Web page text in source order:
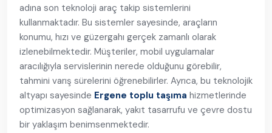
adına son teknoloji araç takip sistemlerini
kullanmaktadır. Bu sistemler sayesinde, araçların
konumu, hızı ve güzergahı gerçek zamanlı olarak
izlenebilmektedir. Müşteriler, mobil uygulamalar
aracılığıyla servislerinin nerede olduğunu görebilir,
tahmini varış sürelerini öğrenebilirler. Ayrıca, bu teknolojik
altyapı sayesinde Ergene toplu taşıma hizmetlerinde
optimizasyon sağlanarak, yakıt tasarrufu ve çevre dostu
bir yaklaşım benimsenmektedir.